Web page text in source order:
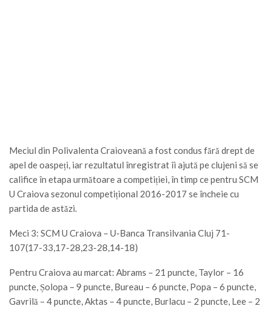
Meciul din Polivalenta Craioveană a fost condus fără drept de
apel de oaspeți, iar rezultatul înregistrat îi ajută pe clujeni să se
califice în etapa următoare a competiției, în timp ce pentru SCM
U Craiova sezonul competițional 2016-2017 se încheie cu
partida de astăzi.
Meci 3: SCM U Craiova – U-Banca Transilvania Cluj 71-
107(17-33,17-28,23-28,14-18)
Pentru Craiova au marcat: Abrams – 21 puncte, Taylor – 16
puncte, Șolopa – 9 puncte, Bureau – 6 puncte, Popa – 6 puncte,
Gavrilă – 4 puncte, Aktas – 4 puncte, Burlacu – 2 puncte, Lee – 2